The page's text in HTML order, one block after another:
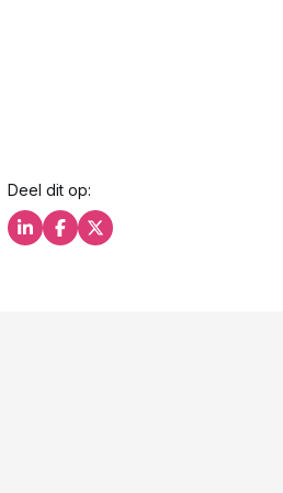
Deel dit op:
Deel dit op LinkedIn
Deel dit op Facebook
Deel dit op X